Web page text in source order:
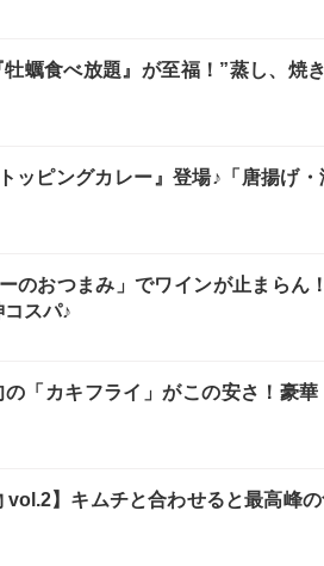
牡蠣食べ放題』が至福！”蒸し、焼
ッピングカレー』登場♪「唐揚げ
のおつまみ」でワインが止まらん
スパ♪
の「カキフライ」がこの安さ！豪華
vol.2】キムチと合わせると最高峰